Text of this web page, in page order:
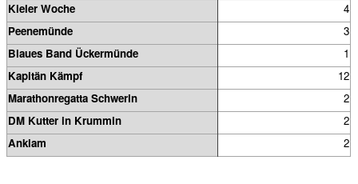
Kieler Woche
4
Peenemünde
3
Blaues Band Ückermünde
1
Kapitän Kämpf
12
Marathonregatta Schwerin
2
DM Kutter in Krummin
2
Anklam
2